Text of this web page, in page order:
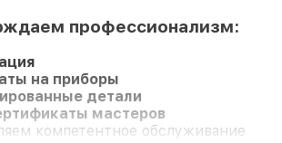
профессионализм:
на приборы
детали
мастеров
компетентное обслуживание